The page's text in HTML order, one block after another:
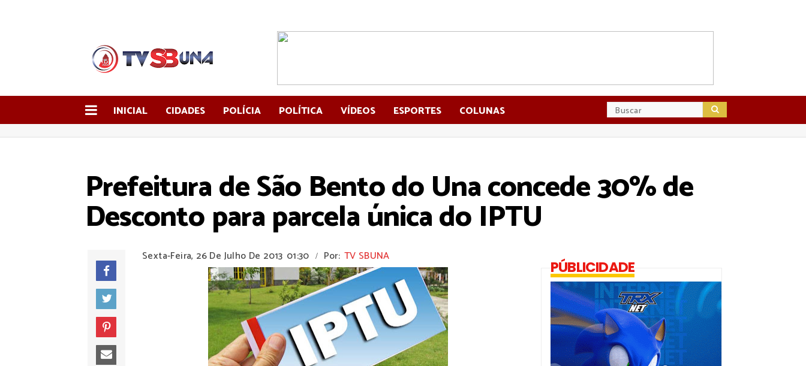
INICIAL CIDADES POLÍCIA POLÍTICA VÍDEOS ESPORTES COLUNAS
Prefeitura de São Bento do Una concede 30% de
Desconto para parcela única do IPTU
Sexta-Feira, 26 De Julho De 2013 01:30 / Por: TV SBUNA
PÚBLICIDADE